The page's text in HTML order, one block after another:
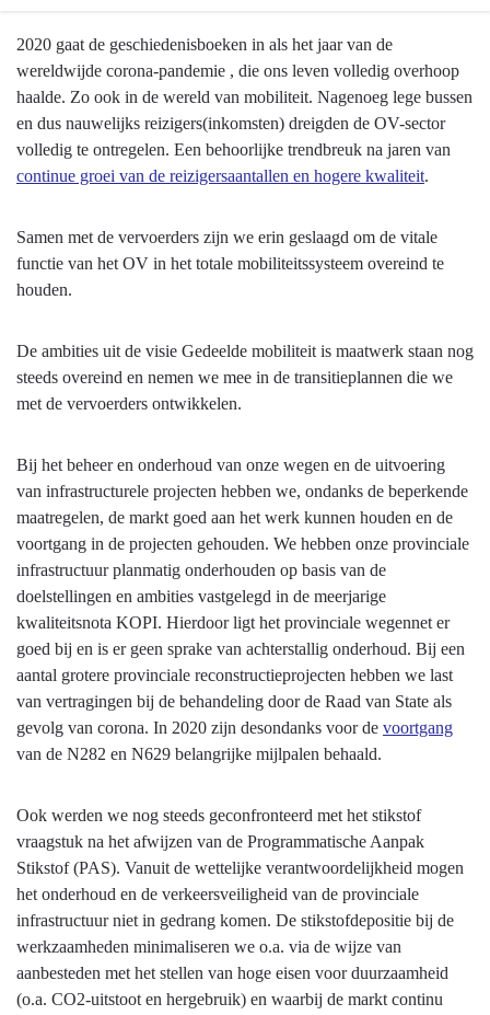
Terug
naar
navigatie
Programma
mobiliteit
Inleiding
2020 gaat de geschiedenisboeken in als het jaar van de
wereldwijde corona-pandemie , die ons leven volledig overhoop
haalde. Zo ook in de wereld van mobiliteit. Nagenoeg lege bussen
en dus nauwelijks reizigers(inkomsten) dreigden de OV-sector
volledig te ontregelen. Een behoorlijke trendbreuk na jaren van
continue groei van de reizigersaantallen en hogere kwaliteit.
Samen met de vervoerders zijn we erin geslaagd om de vitale
functie van het OV in het totale mobiliteitssysteem overeind te
houden.
De ambities uit de visie Gedeelde mobiliteit is maatwerk staan nog
steeds overeind en nemen we mee in de transitieplannen die we
met de vervoerders ontwikkelen.
Bij het beheer en onderhoud van onze wegen en de uitvoering
van infrastructurele projecten hebben we, ondanks de beperkende
maatregelen, de markt goed aan het werk kunnen houden en de
voortgang in de projecten gehouden. We hebben onze provinciale
infrastructuur planmatig onderhouden op basis van de
doelstellingen en ambities vastgelegd in de meerjarige
kwaliteitsnota KOPI. Hierdoor ligt het provinciale wegennet er
goed bij en is er geen sprake van achterstallig onderhoud. Bij een
aantal grotere provinciale reconstructieprojecten hebben we last
van vertragingen bij de behandeling door de Raad van State als
gevolg van corona. In 2020 zijn desondanks voor de voortgang
van de N282 en N629 belangrijke mijlpalen behaald.
Ook werden we nog steeds geconfronteerd met het stikstof
vraagstuk na het afwijzen van de Programmatische Aanpak
Stikstof (PAS). Vanuit de wettelijke verantwoordelijkheid mogen
het onderhoud en de verkeersveiligheid van de provinciale
infrastructuur niet in gedrang komen. De stikstofdepositie bij de
werkzaamheden minimaliseren we o.a. via de wijze van
aanbesteden met het stellen van hoge eisen voor duurzaamheid
(o.a. CO2-uitstoot en hergebruik) en waarbij de markt continu